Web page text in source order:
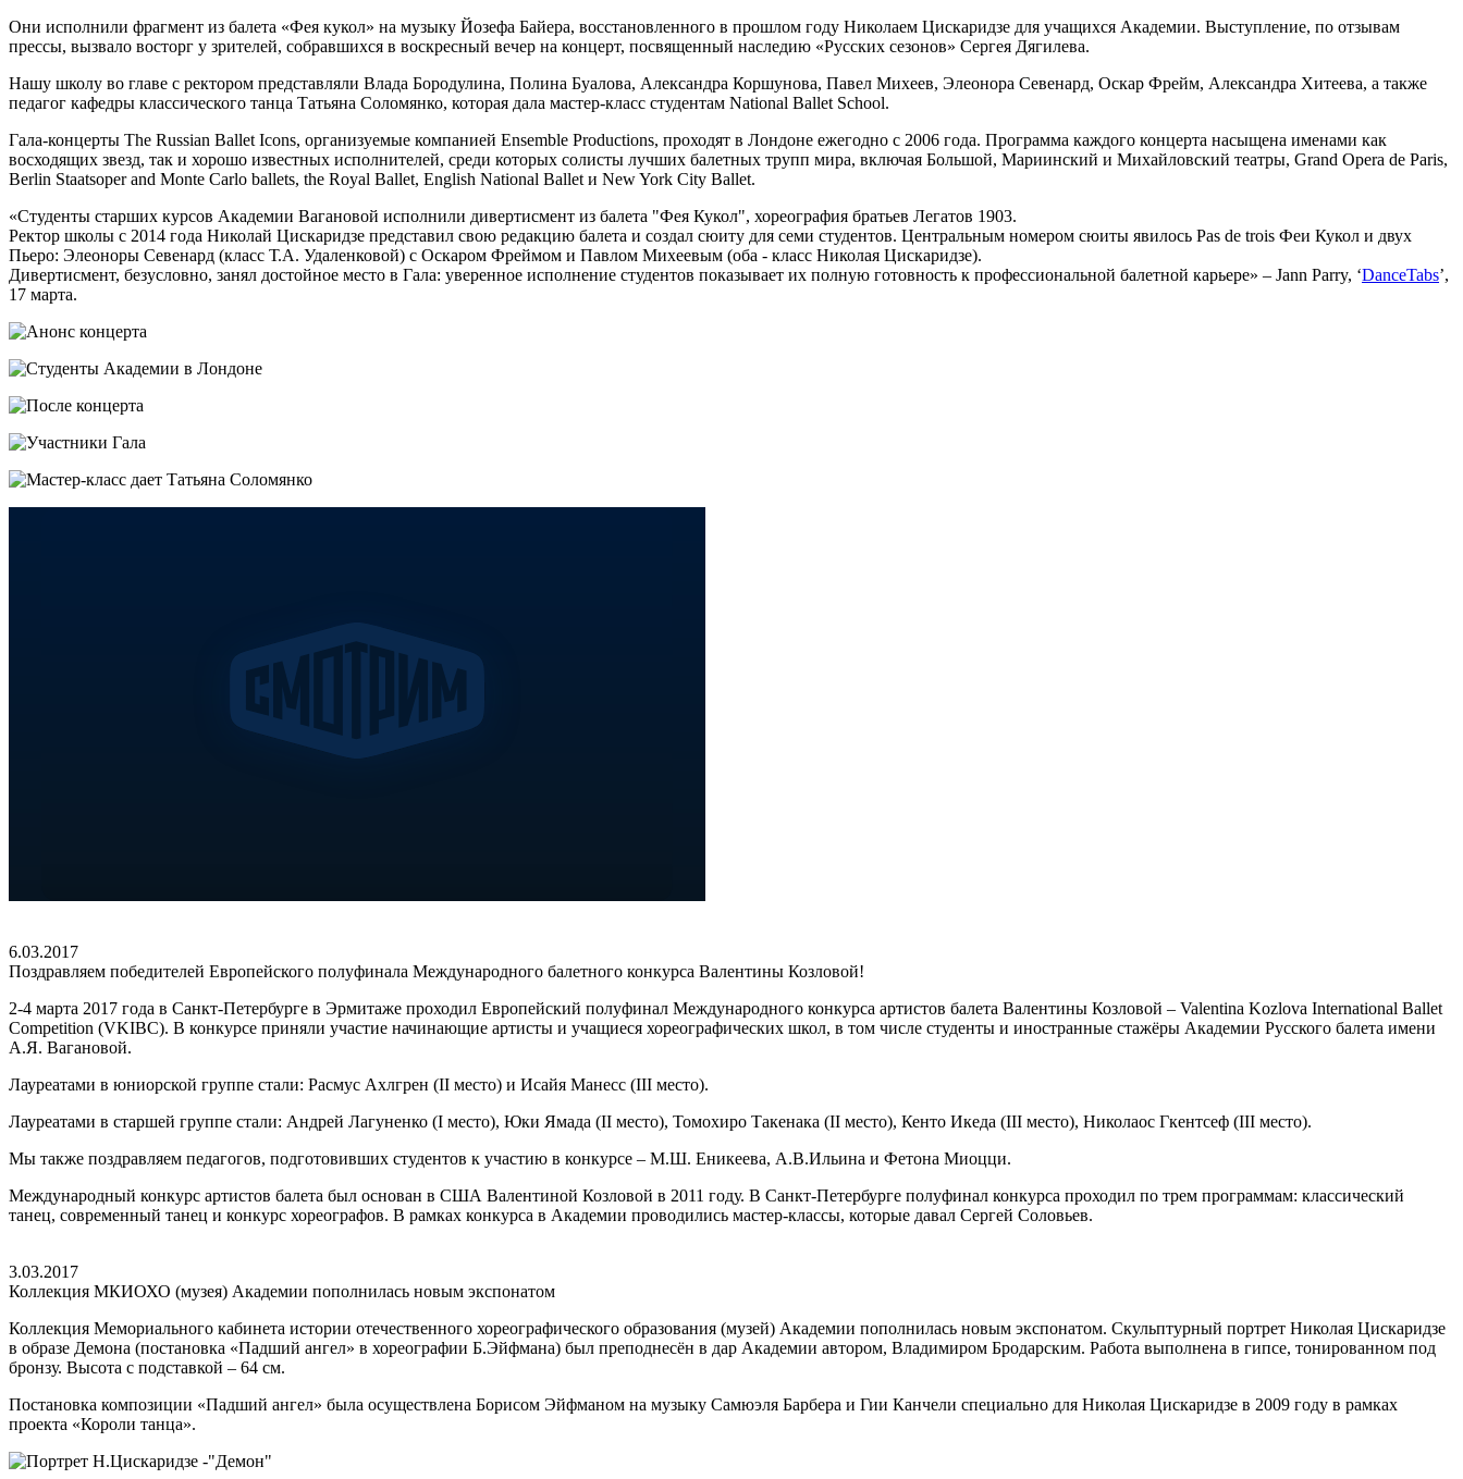
Они исполнили фрагмент из балета «Фея кукол» на музыку Йозефа Байера, восстановленного в прошлом году Николаем Цискаридзе для учащихся Академии. Выступление, по отзывам
прессы, вызвало восторг у зрителей, собравшихся в воскресный вечер на концерт, посвященный наследию «Русских сезонов» Сергея Дягилева.
Нашу школу во главе с ректором представляли Влада Бородулина, Полина Буалова, Александра Коршунова, Павел Михеев, Элеонора Севенард, Оскар Фрейм, Александра Хитеева, а также
педагог кафедры классического танца Татьяна Соломянко, которая дала мастер-класс студентам National Ballet School.
Гала-концерты The Russian Ballet Icons, организуемые компанией Ensemble Productions, проходят в Лондоне ежегодно с 2006 года. Программа каждого концерта насыщена именами как
восходящих звезд, так и хорошо известных исполнителей, среди которых солисты лучших балетных трупп мира, включая Большой, Мариинский и Михайловский театры, Grand Opera de Paris,
Berlin Staatsoper and Monte Carlo ballets, the Royal Ballet, English National Ballet и New York City Ballet.
«Студенты старших курсов Академии Вагановой исполнили дивертисмент из балета "Фея Кукол", хореография братьев Легатов 1903.
Ректор школы с 2014 года Николай Цискаридзе представил свою редакцию балета и создал сюиту для семи студентов. Центральным номером сюиты явилось Pas de trois Феи Кукол и двух
Пьеро: Элеоноры Севенард (класс Т.А. Удаленковой) с Оскаром Фреймом и Павлом Михеевым (оба - класс Николая Цискаридзе).
Дивертисмент, безусловно, занял достойное место в Гала: уверенное исполнение студентов показывает их полную готовность к профессиональной балетной карьере» – Jann Parry, ‘DanceTabs’,
17 марта.
6.03.2017
Поздравляем победителей Европейского полуфинала Международного балетного конкурса Валентины Козловой!
2-4 марта 2017 года в Санкт-Петербурге в Эрмитаже проходил Европейский полуфинал Международного конкурса артистов балета Валентины Козловой – Valentina Kozlova International Ballet
Competition (VKIBC). В конкурсе приняли участие начинающие артисты и учащиеся хореографических школ, в том числе студенты и иностранные стажёры Академии Русского балета имени
А.Я. Вагановой.
Лауреатами в юниорской группе стали: Расмус Ахлгрен (II место) и Исайя Манесс (III место).
Лауреатами в старшей группе стали: Андрей Лагуненко (I место), Юки Ямада (II место), Томохиро Такенака (II место), Кенто Икеда (III место), Николаос Гкентсеф (III место).
Мы также поздравляем педагогов, подготовивших студентов к участию в конкурсе – М.Ш. Еникеева, А.В.Ильина и Фетона Миоцци.
Международный конкурс артистов балета был основан в США Валентиной Козловой в 2011 году. В Санкт-Петербурге полуфинал конкурса проходил по трем программам: классический
танец, современный танец и конкурс хореографов. В рамках конкурса в Академии проводились мастер-классы, которые давал Сергей Соловьев.
3.03.2017
Коллекция МКИОХО (музея) Академии пополнилась новым экспонатом
Коллекция Мемориального кабинета истории отечественного хореографического образования (музей) Академии пополнилась новым экспонатом. Скульптурный портрет Николая Цискаридзе
в образе Демона (постановка «Падший ангел» в хореографии Б.Эйфмана) был преподнесён в дар Академии автором, Владимиром Бродарским. Работа выполнена в гипсе, тонированном под
бронзу. Высота с подставкой – 64 см.
Постановка композиции «Падший ангел» была осуществлена Борисом Эйфманом на музыку Самюэля Барбера и Гии Канчели специально для Николая Цискаридзе в 2009 году в рамках
проекта «Короли танца».